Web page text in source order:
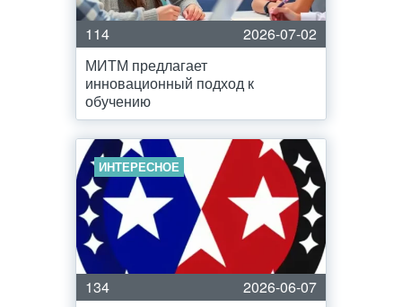
114
2026-07-02
МИТМ предлагает
инновационный подход к
обучению
ИНТЕРЕСНОЕ
134
2026-06-07